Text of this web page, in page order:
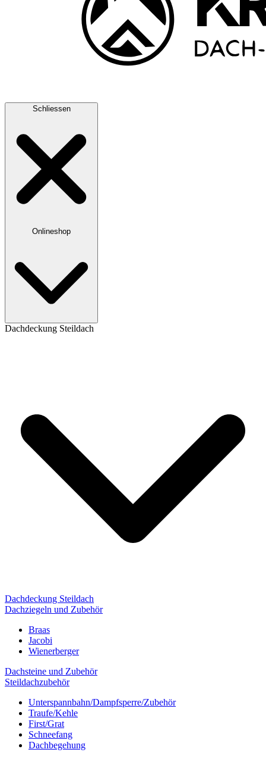
Schliessen
Onlineshop
Dachdeckung Steildach
Dachdeckung Steildach
Dachziegeln und Zubehör
Braas
Jacobi
Wienerberger
Dachsteine und Zubehör
Steildachzubehör
Unterspannbahn/Dampfsperre/Zubehör
Traufe/Kehle
First/Grat
Schneefang
Dachbegehung